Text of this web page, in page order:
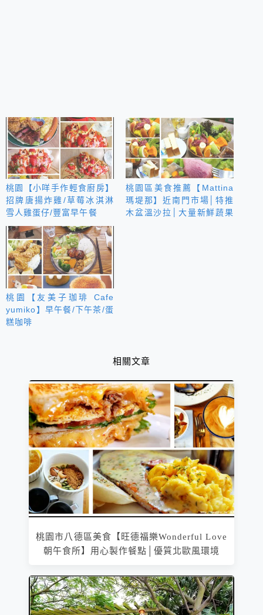
桃園【小咩手作輕食廚房】
招牌唐揚炸雞/草莓冰淇淋
雪人雞蛋仔/豐富早午餐
桃園區美食推薦【Mattina
瑪堤那】近南門市場│特推
木盆溫沙拉│大量新鮮蔬果
桃園【友美子珈琲 Cafe
yumiko】早午餐/下午茶/蛋
糕咖啡
相關文章
桃園市八德區美食【旺德福樂Wonderful Love
朝午食所】用心製作餐點│優質北歐風環境